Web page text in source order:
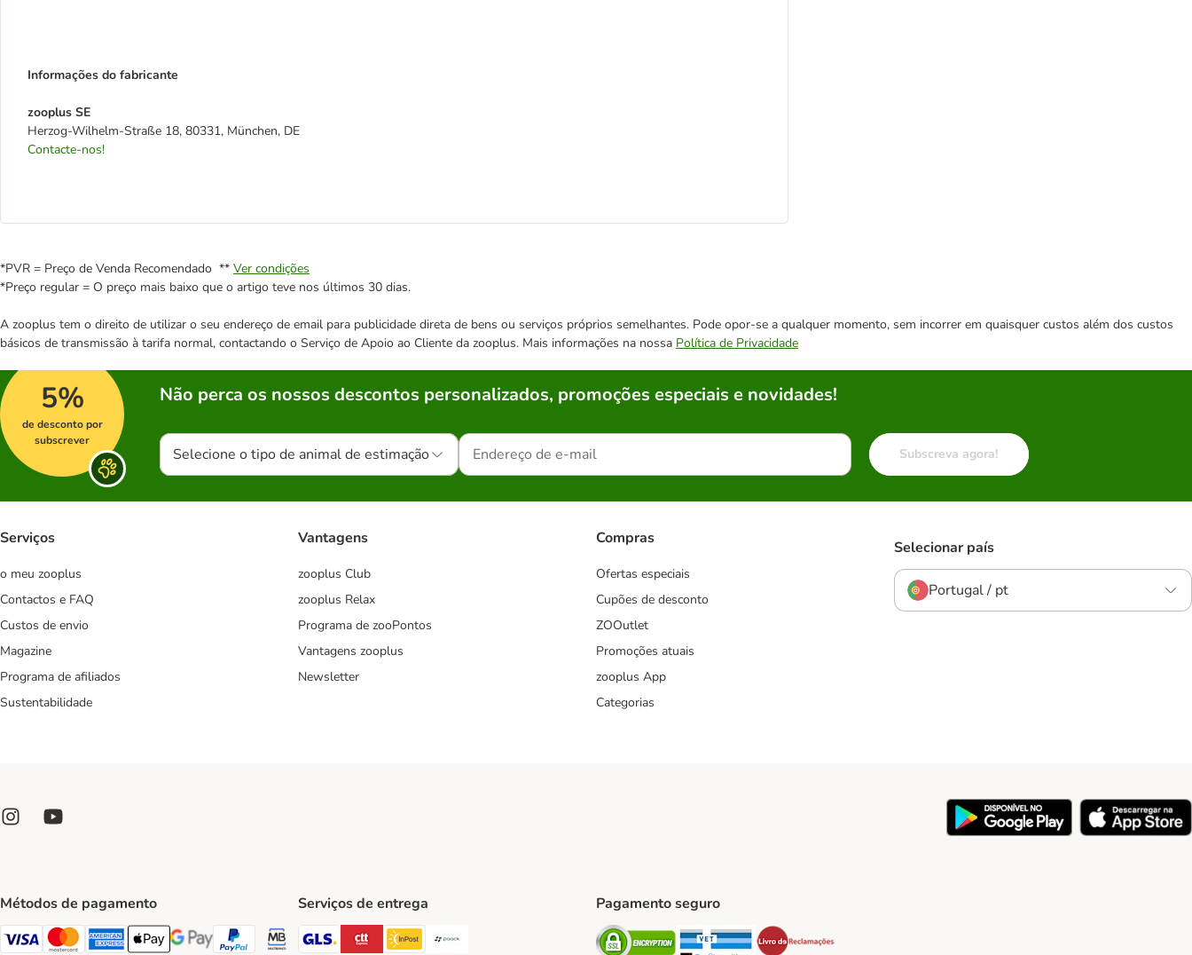
Informações do fabricante
zooplus SE
Herzog-Wilhelm-Straße 18, 80331, München, DE
Contacte-nos!
*PVR = Preço de Venda Recomendado ** Ver condições
*Preço regular = O preço mais baixo que o artigo teve nos últimos 30 dias.
A zooplus tem o direito de utilizar o seu endereço de email para publicidade direta de bens ou serviços próprios semelhantes. Pode opor-se a qualquer momento, sem incorrer em quaisquer custos além dos custos
básicos de transmissão à tarifa normal, contactando o Serviço de Apoio ao Cliente da zooplus. Mais informações na nossa Política de Privacidade
5%
de desconto por
subscrever
Não perca os nossos descontos personalizados, promoções especiais e novidades!
Selecione o tipo de animal de estimação Subscreva agora!
Serviços
o meu zooplus
Contactos e FAQ
Custos de envio
Magazine
Programa de afiliados
Sustentabilidade
Vantagens
zooplus Club
zooplus Relax
Programa de zooPontos
Vantagens zooplus
Newsletter
Compras
Ofertas especiais
Cupões de desconto
ZOOutlet
Promoções atuais
zooplus App
Categorias
Selecionar país
Portugal / pt
Métodos de pagamento
Visa Payment Method
Mastercard Payment Method
American Express Payment Method
Apple Pay Payment Method
Google Pay Payment Method
PayPal Payment Method
Multibanco Payment Method
Serviços de entrega
GLS Shipping Method
CTTExpress Shipping Method
InPost Shipping Method
Paack Shipping Method
Pagamento seguro
Security Security